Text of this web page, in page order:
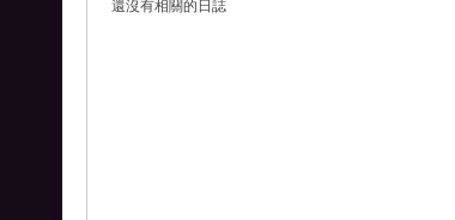
還沒有相關的日誌